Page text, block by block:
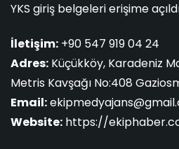
YKS giriş belgeleri erişime
İletişim: +90 547 919 04 24
Adres: Küçükköy, Karadeniz
Metris Kavşağı No:408
Email:
Website: https://